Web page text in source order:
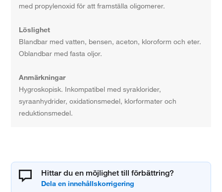
med propylenoxid för att framställa oligomerer.
Löslighet
Blandbar med vatten, bensen, aceton, kloroform och eter.
Oblandbar med fasta oljor.
Anmärkningar
Hygroskopisk. Inkompatibel med syraklorider,
syraanhydrider, oxidationsmedel, klorformater och
reduktionsmedel.
Hittar du en möjlighet till förbättring?